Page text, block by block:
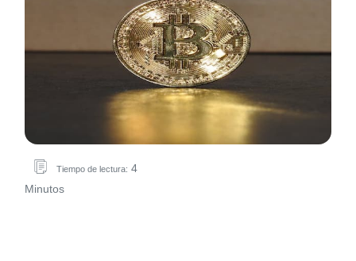
Tiempo de lectura: 4
Minutos